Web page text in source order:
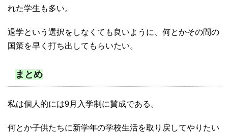
れた学生も多い。
退学という選択をしなくても良いように、何とかその間の
国策を早く打ち出してもらいたい。
まとめ
私は個人的には9月入学制に賛成である。
何とか子供たちに新学年の学校生活を取り戻してやりたい